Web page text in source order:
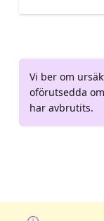
Vi ber om
oförutsedda
har avbrutits.